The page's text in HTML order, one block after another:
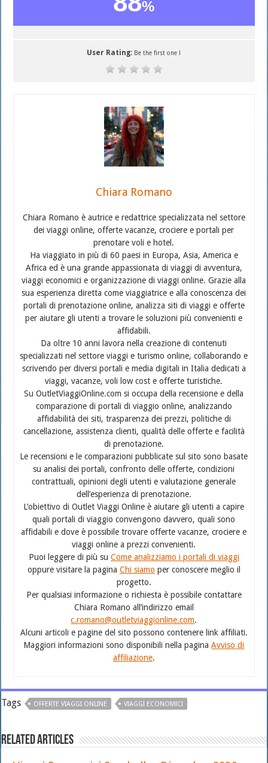
%
User Rating: Be the first one !
Chiara Romano
Chiara Romano è autrice e redattrice specializzata nel settore
dei viaggi online, offerte vacanze, crociere e portali per
prenotare voli e hotel.
Ha viaggiato in più di 60 paesi in Europa, Asia, America e
Africa ed è una grande appassionata di viaggi di avventura,
viaggi economici e organizzazione di viaggi online. Grazie alla
sua esperienza diretta come viaggiatrice e alla conoscenza dei
portali di prenotazione online, analizza siti di viaggi e offerte
per aiutare gli utenti a trovare le soluzioni più convenienti e
affidabili.
Da oltre 10 anni lavora nella creazione di contenuti
specializzati nel settore viaggi e turismo online, collaborando e
scrivendo per diversi portali e media digitali in Italia dedicati a
viaggi, vacanze, voli low cost e offerte turistiche.
Su OutletViaggiOnline.com si occupa della recensione e della
comparazione di portali di viaggio online, analizzando
affidabilità dei siti, trasparenza dei prezzi, politiche di
cancellazione, assistenza clienti, qualità delle offerte e facilità
di prenotazione.
Le recensioni e le comparazioni pubblicate sul sito sono basate
su analisi dei portali, confronto delle offerte, condizioni
contrattuali, opinioni degli utenti e valutazione generale
dell’esperienza di prenotazione.
L’obiettivo di Outlet Viaggi Online è aiutare gli utenti a capire
quali portali di viaggio convengono davvero, quali sono
affidabili e dove è possibile trovare offerte vacanze, crociere e
viaggi online a prezzi convenienti.
Puoi leggere di più su Come analizziamo i portali di viaggi
oppure visitare la pagina Chi siamo per conoscere meglio il
progetto.
Per qualsiasi informazione o richiesta è possibile contattare
Chiara Romano all’indirizzo email
c.romano@outletviaggionline.com.
Alcuni articoli e pagine del sito possono contenere link affiliati.
Maggiori informazioni sono disponibili nella paginaAvviso di
affiliazione.
Tags OFFERTE VIAGGI ONLINE VIAGGI ECONOMICI
Related Articles